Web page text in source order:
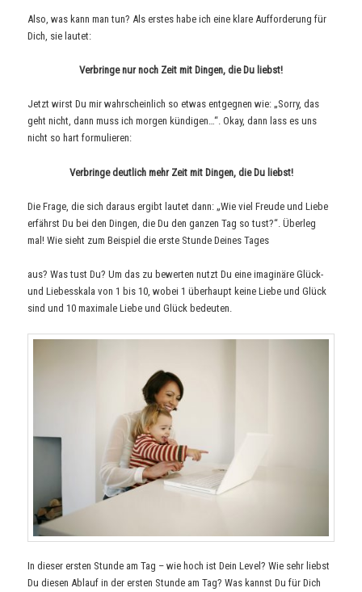
Also, was kann man tun? Als erstes habe ich eine klare Aufforderung für
Dich, sie lautet:
Verbringe nur noch Zeit mit Dingen, die Du liebst!
Jetzt wirst Du mir wahrscheinlich so etwas entgegnen wie: „Sorry, das
geht nicht, dann muss ich morgen kündigen…“. Okay, dann lass es uns
nicht so hart formulieren:
Verbringe deutlich mehr Zeit mit Dingen, die Du liebst!
Die Frage, die sich daraus ergibt lautet dann: „Wie viel Freude und Liebe
erfährst Du bei den Dingen, die Du den ganzen Tag so tust?“. Überleg
mal! Wie sieht zum Beispiel die erste Stunde Deines Tages
aus? Was tust Du? Um das zu bewerten nutzt Du eine imaginäre Glück-
und Liebesskala von 1 bis 10, wobei 1 überhaupt keine Liebe und Glück
sind und 10 maximale Liebe und Glück bedeuten.
In dieser ersten Stunde am Tag – wie hoch ist Dein Level? Wie sehr liebst
Du diesen Ablauf in der ersten Stunde am Tag? Was kannst Du für Dich